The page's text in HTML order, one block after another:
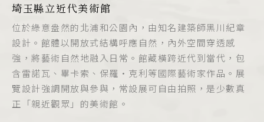
埼玉縣立近代美術館
位於綠意盎然的北浦和公園內，由知名建築師黑川紀章
設計。館體以開放式結構呼應自然，內外空間穿透感
強，將藝術自然地融入日常。館藏橫跨近代到當代，包
含雷諾瓦、畢卡索、保羅·克利等國際藝術家作品。展
覽設計強調開放與參與，常設展可自由拍照，是少數真
正「親近觀眾」的美術館。